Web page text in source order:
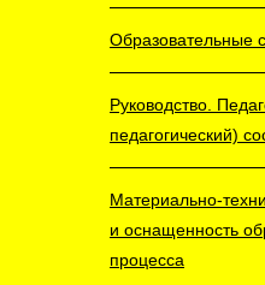
Образовательные
Руководство.
педагогический)
Материально-
и оснащенность
процесса